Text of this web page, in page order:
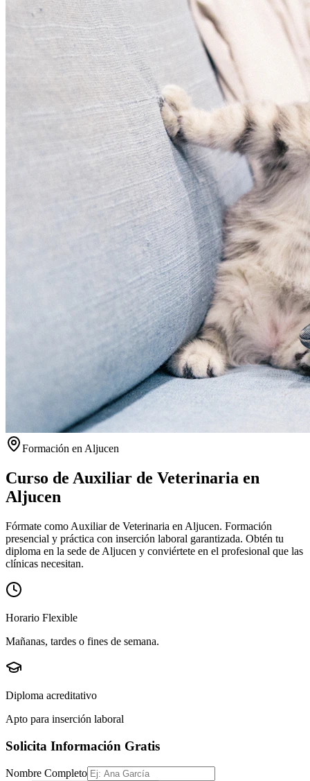
Formación en Aljucen
Curso de Auxiliar de Veterinaria en
Aljucen
Fórmate como Auxiliar de Veterinaria en Aljucen. Formación
presencial y práctica con inserción laboral garantizada. Obtén tu
diploma en la sede de Aljucen y conviértete en el profesional que las
clínicas necesitan.
Horario Flexible
Mañanas, tardes o fines de semana.
Diploma acreditativo
Apto para inserción laboral
Solicita Información Gratis
Nombre Completo